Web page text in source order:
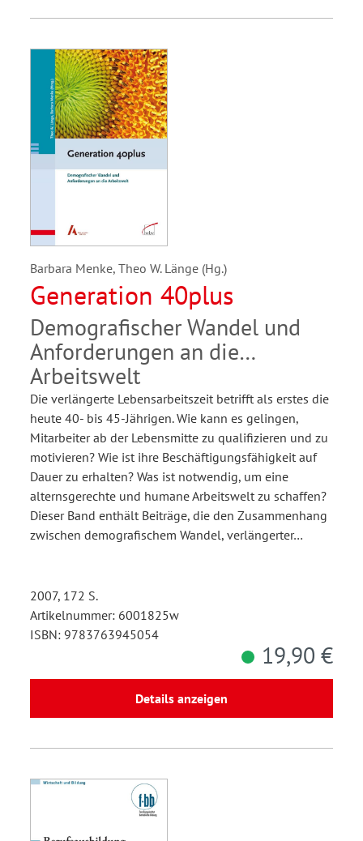
Barbara Menke, Theo W. Länge (Hg.)
Generation 40plus
Demografischer Wandel und
Anforderungen an die
Arbeitswelt
Die verlängerte Lebensarbeitszeit betrifft als erstes die
heute 40- bis 45-Jährigen. Wie kann es gelingen,
Mitarbeiter ab der Lebensmitte zu qualifizieren und zu
motivieren? Wie ist ihre Beschäftigungsfähigkeit auf
Dauer zu erhalten? Was ist notwendig, um eine
alternsgerechte und humane Arbeitswelt zu schaffen?
Dieser Band enthält Beiträge, die den Zusammenhang
zwischen demografischem Wandel, verlängerter…
2007, 172 S.
Artikelnummer: 6001825w
ISBN: 9783763945054
19,90 €
Details anzeigen